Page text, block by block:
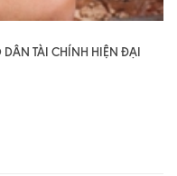
DÂN TÀI CHÍNH HIỆN ĐẠI